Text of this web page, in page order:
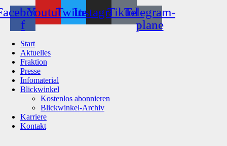
f
YoutubeTwitterInstagramTiktokTelegram-
plane
Start
Aktuelles
Fraktion
Presse
Infomaterial
Blickwinkel
Kostenlos abonnieren
Blickwinkel-Archiv
Karriere
Kontakt